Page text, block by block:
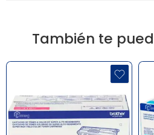
También te